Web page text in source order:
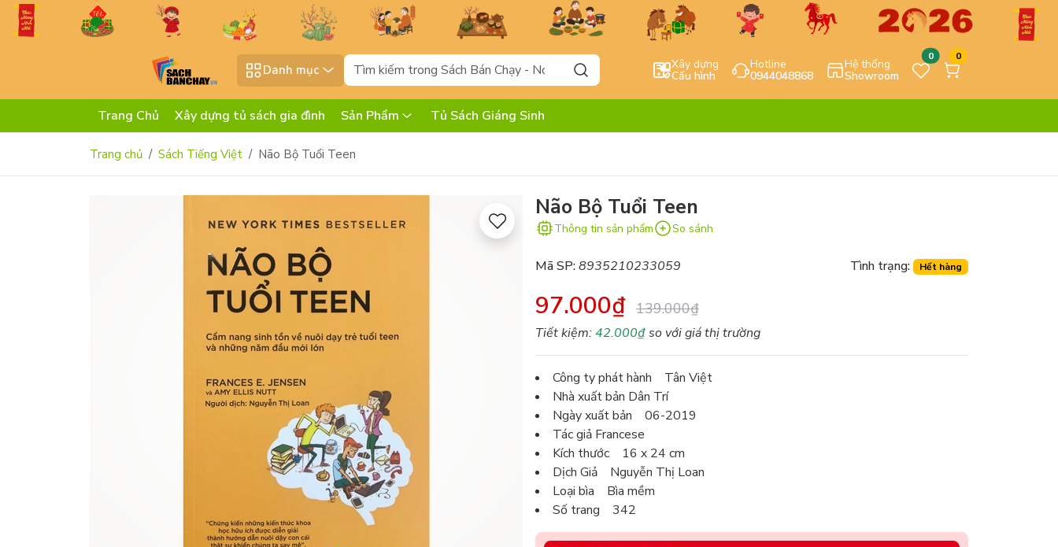
Danh mục Xây dựng
Cấu hình
Hotline
0944048868
Hệ thống
Showroom
0 0
Trang Chủ Xây dựng tủ sách gia đình Sản Phẩm Tủ Sách Giáng Sinh
Trang chủ Sách Tiếng Việt Não Bộ Tuổi Teen
Não Bộ Tuổi Teen
Thông tin sản phẩm So sánh
Mã SP:8935210233059 Tình trạng: Hết hàng
97.000₫ 139.000₫
Tiết kiệm:42.000₫so với giá thị trường
Công ty phát hành Tân Việt
Nhà xuất bản Dân Trí
Ngày xuất bản 06-2019
Tác giả Francese
Kích thước 16 x 24 cm
Dịch Giả Nguyễn Thị Loan
Loại bìa Bìa mềm
Số trang 342